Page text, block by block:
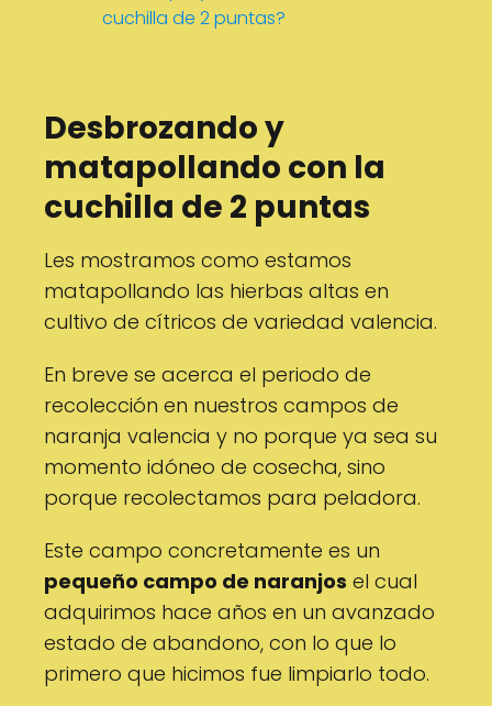
cuchilla de 2 puntas?
Desbrozando y
matapollando con la
cuchilla de 2 puntas
Les mostramos como estamos
matapollando las hierbas altas en
cultivo de cítricos de variedad valencia.
En breve se acerca el periodo de
recolección en nuestros campos de
naranja valencia y no porque ya sea su
momento idóneo de cosecha, sino
porque recolectamos para peladora.
Este campo concretamente es un
pequeño campo de naranjos el cual
adquirimos hace años en un avanzado
estado de abandono, con lo que lo
primero que hicimos fue limpiarlo todo.